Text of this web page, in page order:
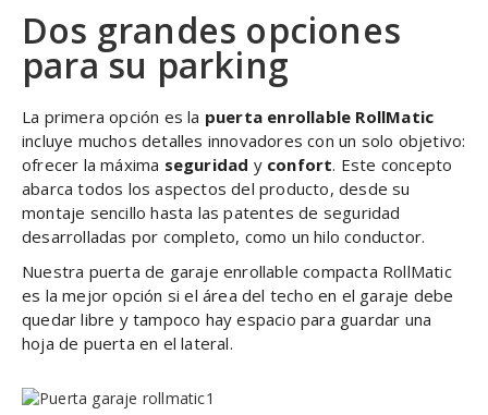
Dos grandes opciones
para su parking
La primera opción es la puerta enrollable RollMatic
incluye muchos detalles innovadores con un solo objetivo:
ofrecer la máxima seguridad y confort. Este concepto
abarca todos los aspectos del producto, desde su
montaje sencillo hasta las patentes de seguridad
desarrolladas por completo, como un hilo conductor.
Nuestra puerta de garaje enrollable compacta RollMatic
es la mejor opción si el área del techo en el garaje debe
quedar libre y tampoco hay espacio para guardar una
hoja de puerta en el lateral.